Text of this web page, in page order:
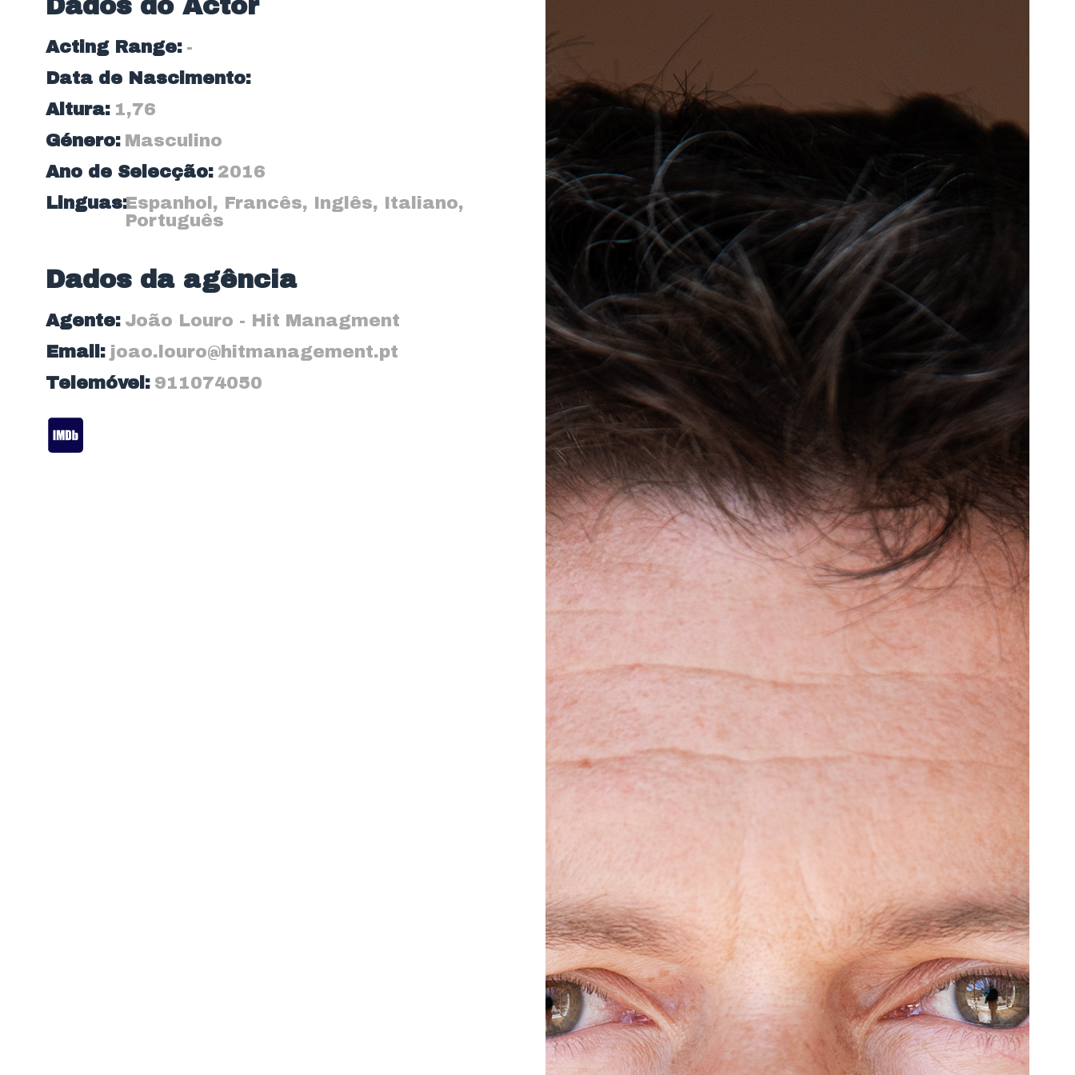
Dados do Actor
Acting Range: -
Data de Nascimento:
Altura: 1,76
Género: Masculino
Ano de Selecção: 2016
Linguas:Espanhol , Francês, Inglês, Italiano,
Português
Dados da agência
Agente: João Louro - Hit Managment
Email: joao.louro@hitmanagement.pt
Telemóvel: 911074050